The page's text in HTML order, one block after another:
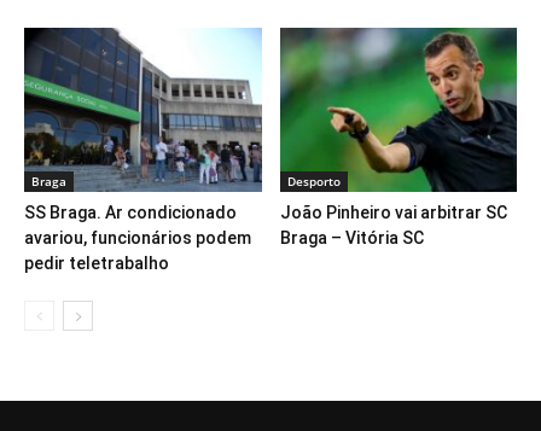
Braga
SS Braga. Ar condicionado
avariou, funcionários podem
pedir teletrabalho
Desporto
João Pinheiro vai arbitrar SC
Braga – Vitória SC